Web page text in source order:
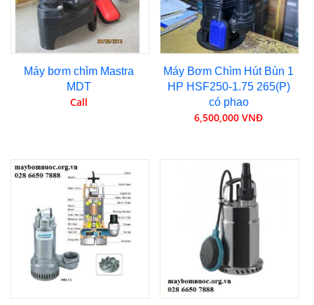
Máy bơm chìm Mastra
MDT
Call
Máy Bơm Chìm Hút Bùn 1
HP HSF250-1.75 265(P)
có phao
6,500,000 VNĐ